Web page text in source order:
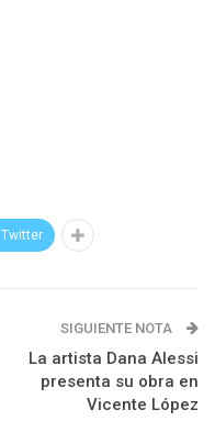
Twitter
SIGUIENTE NOTA
La artista Dana Alessi
presenta su obra en
Vicente López